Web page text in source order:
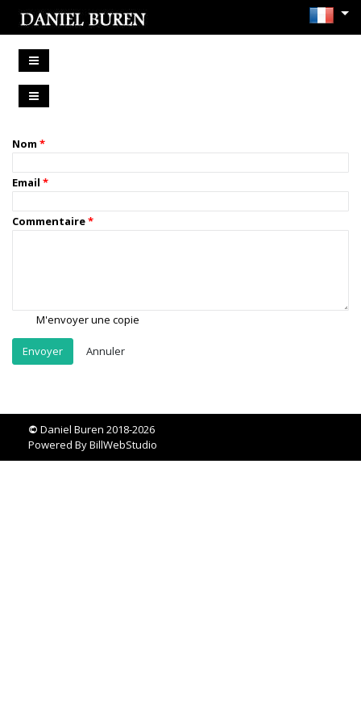
Nom
Email
Commentaire
M'envoyer une copie
Annuler
© Daniel Buren 2018-2026
Powered ByBillWebStudio